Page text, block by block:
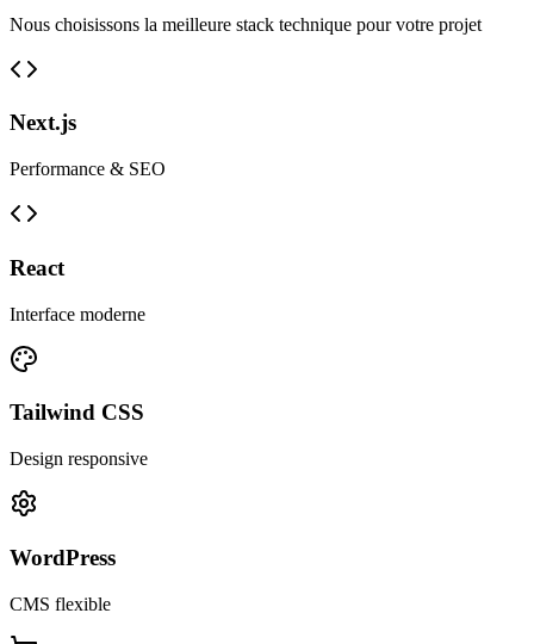
Nous choisissons la meilleure stack technique pour votre projet
Next.js
Performance & SEO
React
Interface moderne
Tailwind CSS
Design responsive
WordPress
CMS flexible